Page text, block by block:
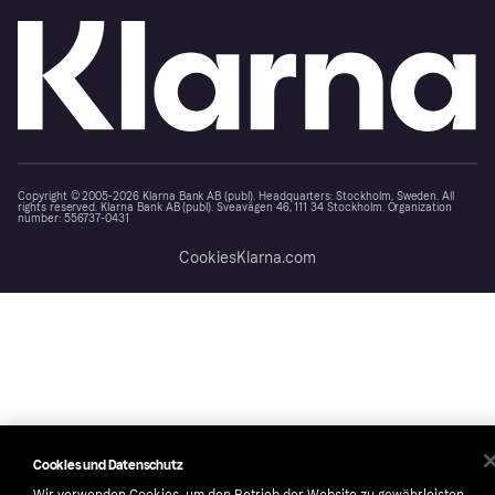
Copyright © 2005-2026 Klarna Bank AB (publ). Headquarters: Stockholm, Sweden. All
rights reserved. Klarna Bank AB (publ). Sveavägen 46, 111 34 Stockholm. Organization
number: 556737-0431
CookiesKlarna.com
Cookies und Datenschutz